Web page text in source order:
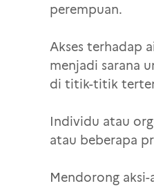
perempuan.
Akses terhadap
menjadi sarana
di titik-titik
Individu atau
atau beberapa
Mendorong